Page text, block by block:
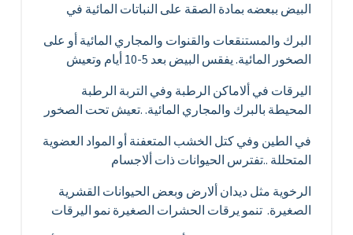
البيض ببعضه بمادة الصقة على النباتات المائية في
البرك والمستنقعات والقنوات والمجاري المائية أو على
الصخور المائية. يفقس البيض بعد 5-10 أيام وتعيش
اليرقات في ألاماكن الرطبة وفي التربة الرطبة
المحيطة بالبرك والمجاري المائية. .تعيش تحت الصخور
في الطين وفي كتل الخشب المتعفنة أو المواد العضوية
المتحللة ..تفترس الحيوانات ذات ألاجسام
الرخوية مثل ديدان ألارض وبعض الحيوانات القشرية
الصغيرة. تنمو يرقات الحشرات الصغيرة نمو اليرقات